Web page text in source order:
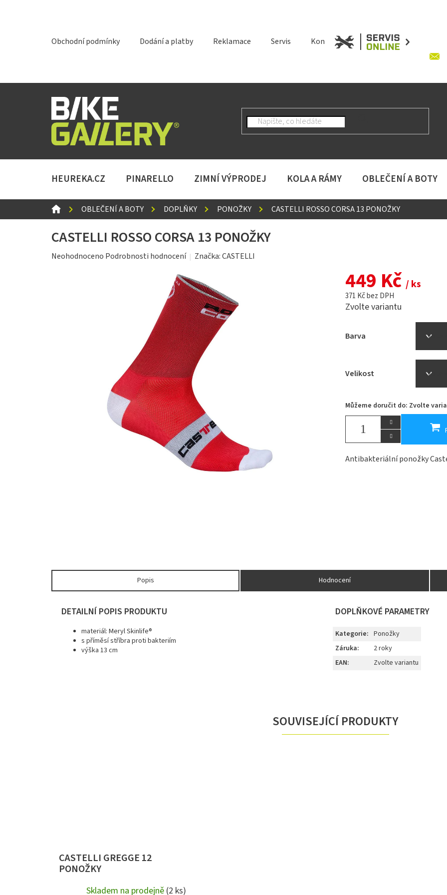
Obchodní podmínky Dodání a platby Reklamace Servis Kontakt
HEUREKA.CZ PINARELLO ZIMNÍ VÝPRODEJ KOLA A RÁMY OBLEČENÍ A BOTY
DOMŮOBLEČENÍ A BOTY DOPLŇKY PONOŽKY CASTELLI ROSSO CORSA 13 PONOŽKY
CASTELLI ROSSO CORSA 13 PONOŽKY
Průměrné
Neohodnoceno Podrobnosti hodnocení Značka:CASTELLI
449 Kč / ks
371 Kč bez DPH
Zvolte variantu
Barva
Velikost
Můžeme doručit do: Zvolte
Antibakteriální ponožky
SOUVISEJÍCÍ PRODUKTY
CASTELLI GREGGE 12
PONOŽKY
Skladem na prodejně (2 ks)
Popis Hodnocení
DETAILNÍ POPIS PRODUKTU
materiál: Meryl Skinlife®
s příměsí stříbra proti bakteriím
výška 13 cm
DOPLŇKOVÉ PARAMETRY
Kategorie: Ponožky
Záruka:
2 roky
EAN: Zvolte variantu